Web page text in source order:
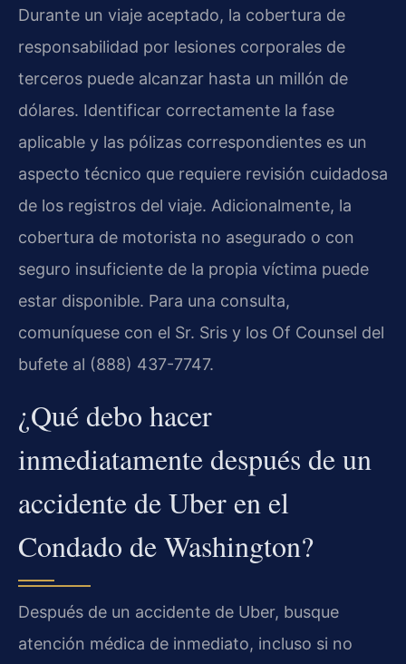
Durante un viaje aceptado, la cobertura de
responsabilidad por lesiones corporales de
terceros puede alcanzar hasta un millón de
dólares. Identificar correctamente la fase
aplicable y las pólizas correspondientes es un
aspecto técnico que requiere revisión cuidadosa
de los registros del viaje. Adicionalmente, la
cobertura de motorista no asegurado o con
seguro insuficiente de la propia víctima puede
estar disponible. Para una consulta,
comuníquese con el Sr. Sris y los Of Counsel del
bufete al (888) 437-7747.
¿Qué debo hacer
inmediatamente después de un
accidente de Uber en el
Condado de Washington?
Después de un accidente de Uber, busque
atención médica de inmediato, incluso si no